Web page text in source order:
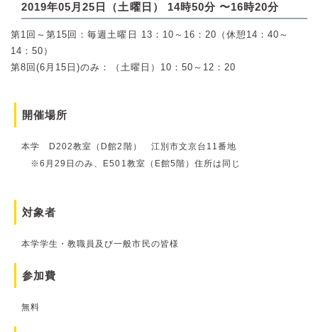
2019年05月25日（土曜日） 14時50分 〜16時20分
第1回～第15回：毎週土曜日 13：10～16：20（休憩14：40～
14：50）
第8回(6月15日)のみ：（土曜日）10：50～12：20
開催場所
本学 D202教室（D館2階） 江別市文京台11番地
※6月29日のみ、E501教室（E館5階）住所は同じ
対象者
本学学生・教職員及び一般市民の皆様
参加費
無料